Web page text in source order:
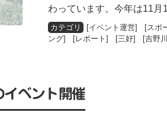
わっています。今年は11月
[イベント運営] [スポ
ング] [レポート] [三好] [吉野
イベント開催